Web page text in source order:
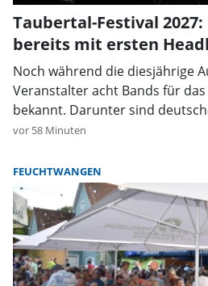
Taubertal-Festival
bereits mit ersten
Noch während die diesjährige
Veranstalter acht Bands für
bekannt. Darunter sind
vor 58 Minuten
FEUCHTWANGEN